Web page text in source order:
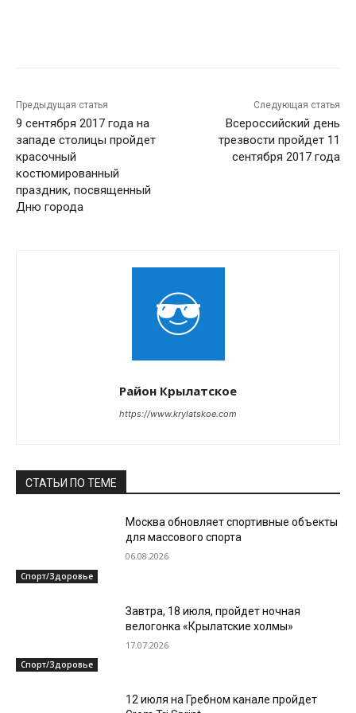
Предыдущая статья
9 сентября 2017 года на
западе столицы пройдет
красочный
костюмированный
праздник, посвященный
Дню города
Следующая статья
Всероссийский день
трезвости пройдет 11
сентября 2017 года
Район Крылатское
https://www.krylatskoe.com
СТАТЬИ ПО ТЕМЕ
Спорт/Здоровье
Москва обновляет спортивные объекты
для массового спорта
06.08.2026
Спорт/Здоровье
Завтра, 18 июля, пройдет ночная
велогонка «Крылатские холмы»
17.07.2026
12 июля на Гребном канале пройдет